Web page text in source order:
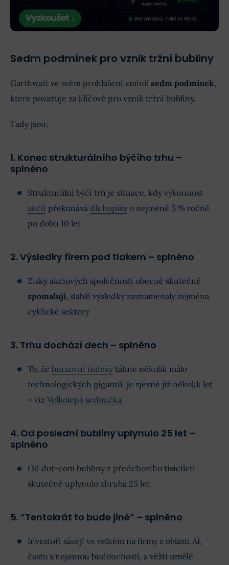
Sedm podmínek pro vznik tržní bubliny
Garthwait ve svém prohlášení zmínil sedm podmínek,
které považuje za klíčové pro vznik tržní bubliny.
Tady jsou:
1. Konec strukturálního býčího trhu –
splněno
Strukturální býčí trh je situace, kdy výkonnost
akcií překonává dluhopisy o nejméně 5 % ročně
po dobu 10 let
2. Výsledky firem pod tlakem – splněno
Zisky akciových společností obecně skutečně
zpomalují, slabší výsledky zaznamenaly zejména
cyklické sektory
3. Trhu dochází dech – splněno
To, že burzovní indexy táhne několik málo
technologických gigantů, je zjevné již několik let
– viz Velkolepá sedmička
4. Od poslední bubliny uplynulo 25 let –
splněno
Od dot-com bubliny z předchozího tisíciletí
skutečně uplynulo zhruba 25 let
5. “Tentokrát to bude jiné” – splněno
Investoři sázejí ve velkém na firmy z oblasti AI,
často s nejasnou budoucností, a věští umělé